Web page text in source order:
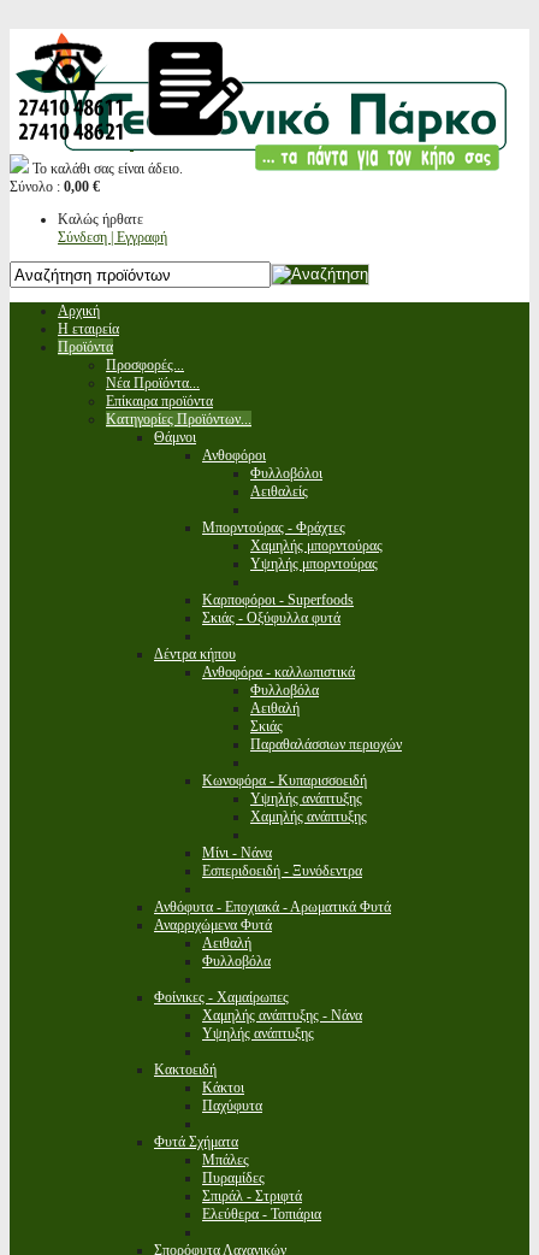
Το καλάθι σας είναι άδειο.
Σύνολο : 0,00 €
Καλώς ήρθατε
Σύνδεση | Εγγραφή
Αρχική
Η εταιρεία
Προϊόντα
Προσφορές...
Νέα Προϊόντα...
Επίκαιρα προϊόντα
Κατηγορίες Προϊόντων...
Θάμνοι
Ανθοφόροι
Φυλλοβόλοι
Αειθαλείς
Μπορντούρας - Φράχτες
Χαμηλής μπορντούρας
Υψηλής μπορντούρας
Καρποφόροι - Superfoods
Σκιάς - Οξύφυλλα φυτά
Δέντρα κήπου
Ανθοφόρα - καλλωπιστικά
Φυλλοβόλα
Αειθαλή
Σκιάς
Παραθαλάσσιων περιοχών
Κωνοφόρα - Κυπαρισσοειδή
Υψηλής ανάπτυξης
Χαμηλής ανάπτυξης
Μίνι - Νάνα
Εσπεριδοειδή - Ξυνόδεντρα
Ανθόφυτα - Εποχιακά - Αρωματικά Φυτά
Αναρριχώμενα Φυτά
Αειθαλή
Φυλλοβόλα
Φοίνικες - Χαμαίρωπες
Χαμηλής ανάπτυξης - Νάνα
Υψηλής ανάπτυξης
Κακτοειδή
Κάκτοι
Παχύφυτα
Φυτά Σχήματα
Μπάλες
Πυραμίδες
Σπιράλ - Στριφτά
Ελεύθερα - Τοπιάρια
Σπορόφυτα Λαχανικών